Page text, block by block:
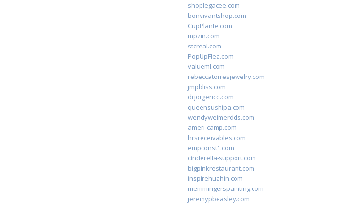
shoplegacee.com
bonvivantshop.com
CupPlante.com
mpzin.com
stcreal.com
PopUpFlea.com
valueml.com
rebeccatorresjewelry.com
jmpbliss.com
drjorgerico.com
queensushipa.com
wendyweimerdds.com
ameri-camp.com
hrsreceivables.com
empconst1.com
cinderella-support.com
bigpinkrestaurant.com
inspirehuahin.com
memmingerspainting.com
jeremypbeasley.com